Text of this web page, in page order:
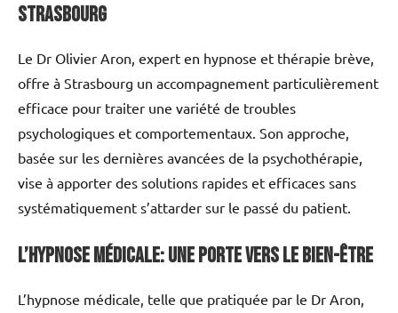
Strasbourg
Le Dr Olivier Aron, expert en hypnose et thérapie brève,
offre à Strasbourg un accompagnement particulièrement
efficace pour traiter une variété de troubles
psychologiques et comportementaux. Son approche,
basée sur les dernières avancées de la psychothérapie,
vise à apporter des solutions rapides et efficaces sans
systématiquement s’attarder sur le passé du patient.
L’hypnose médicale: une porte vers le bien-être
L’hypnose médicale, telle que pratiquée par le Dr Aron,